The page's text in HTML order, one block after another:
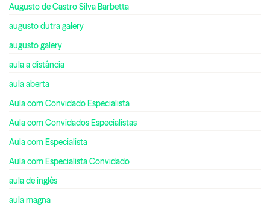
Augusto de Castro Silva Barbetta
augusto dutra galery
augusto galery
aula a distância
aula aberta
Aula com Convidado Especialista
Aula com Convidados Especialistas
Aula com Especialista
Aula com Especialista Convidado
aula de inglês
aula magna